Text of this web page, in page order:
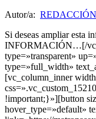
Autor/a:
Si deseas ampliar esta
INFORMACIÓN…[/
type=»transparent»
type=»full_width»
[vc_column_inner
!important;}»][button
hover_type=»default»